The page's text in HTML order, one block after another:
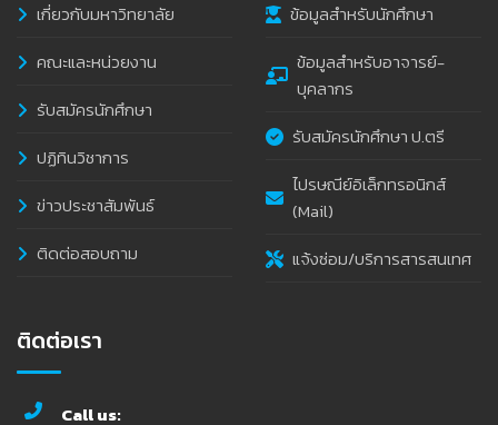
เกี่ยวกับมหาวิทยาลัย
คณะและหน่วยงาน
รับสมัครนักศึกษา
ปฏิทินวิชาการ
ข่าวประชาสัมพันธ์
ติดต่อสอบถาม
ข้อมูลสำหรับนักศึกษา
ข้อมูลสำหรับอาจารย์-
บุคลากร
รับสมัครนักศึกษา ป.ตรี
ไปรษณีย์อิเล็กทรอนิกส์
(Mail)
แจ้งซ่อม/บริการสารสนเทศ
ติดต่อเรา
Call us: